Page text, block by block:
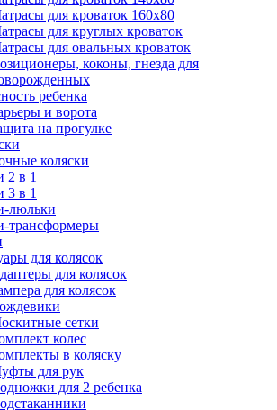
для кроваток 160х80
для круглых кроваток
для овальных кроваток
коконы, гнезда для
ребенка
и ворота
на прогулке
коляски
2 в 1
3 в 1
люльки
трансформеры
для колясок
для колясок
для колясок
сетки
колес
в коляску
для рук
для 2 ребенка